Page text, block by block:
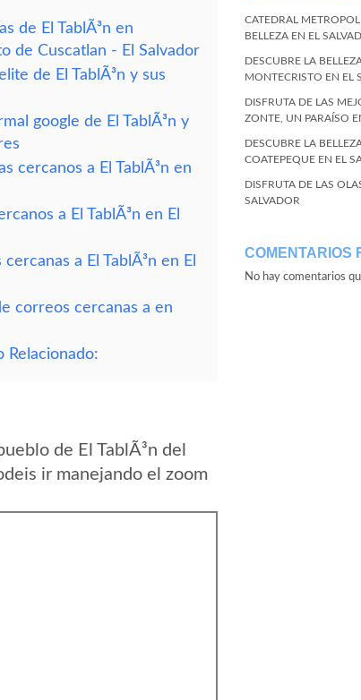
de El TablÃ³n en
de Cuscatlan - El Salvador
de El TablÃ³n y sus
google de El TablÃ³n y
cercanos a El TablÃ³n en
a El TablÃ³n en El
a El TablÃ³n en El
correos cercanas a en
Relacionado:
de El TablÃ³n del
ir manejando el zoom
CATEDRAL
BELLEZA EN EL
DESCUBRE LA
MONTECRISTO EN EL
DISFRUTA DE LAS
ZONTE, UN PARAÍSO
DESCUBRE LA
COATEPEQUE EN EL
DISFRUTA DE LAS
SALVADOR
COMENTARIOS
No hay comentarios